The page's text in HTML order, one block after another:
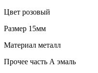
Цвет розовый
Размер 15мм
Материал металл
Прочее часть А эмаль